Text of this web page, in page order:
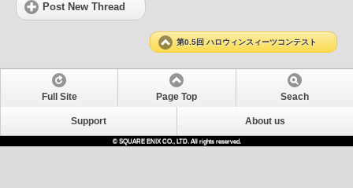
Post New Thread
第0.5回 ハロウィンスィーツコンテスト
Full Site Page Top Seach
Support About us
© SQUARE ENIX CO., LTD. All rights reserved.